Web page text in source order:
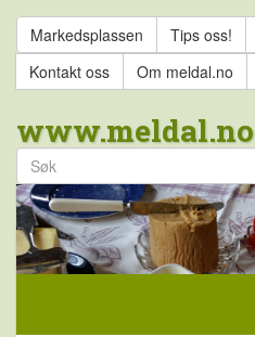
Markedsplassen Tips oss!
Kontakt oss
Om meldal.no
www.meldal.no